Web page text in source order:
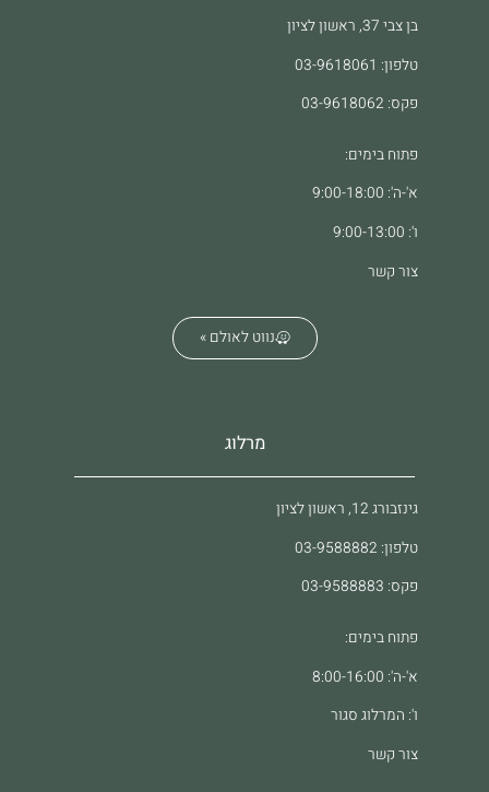
בן צבי 37, ראשון לציון
טלפון: 03-9618061
פקס: 03-9618062
פתוח בימים:
א'-ה': 9:00-18:00
ו': 9:00-13:00
צור קשר
נווט לאולם »
מרלוג
גינזבורג 12, ראשון לציון
טלפון: 03-9588882
פקס: 03-9588883
פתוח בימים:
א'-ה': 8:00-16:00
ו': המרלוג סגור
צור קשר